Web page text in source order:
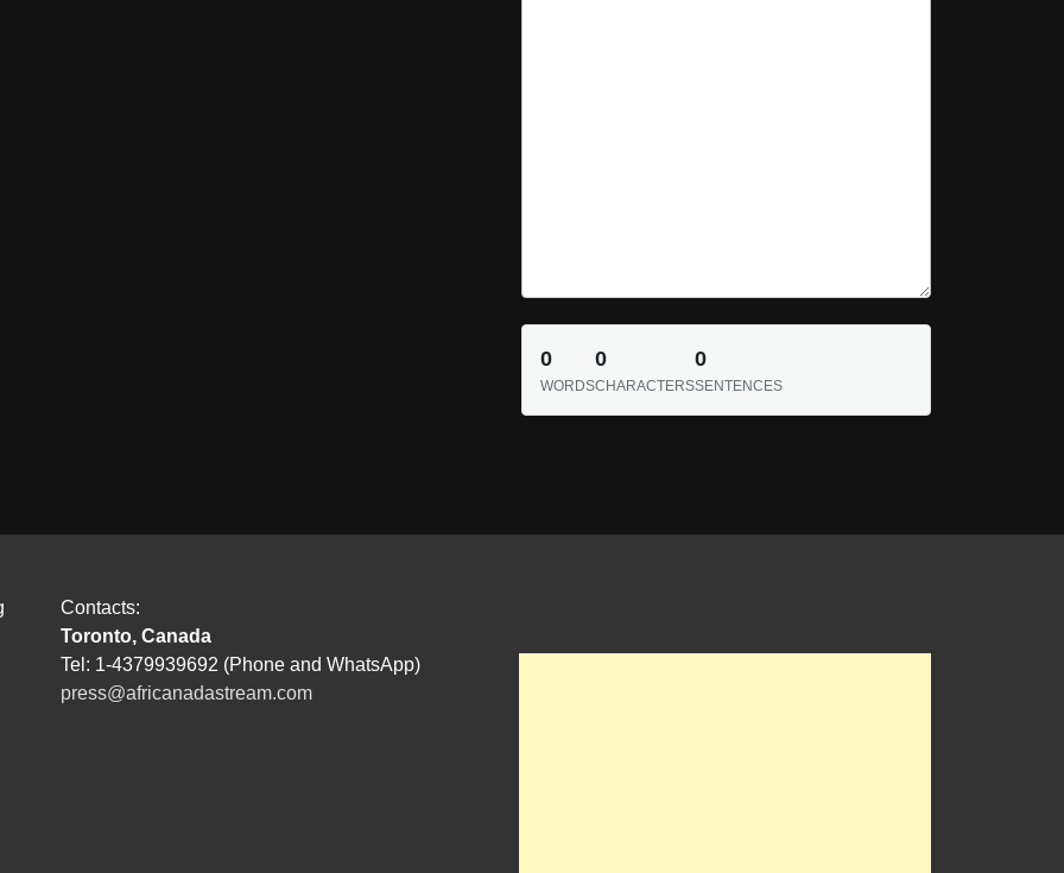
0
WORDS
0
CHARACTERS
0
SENTENCES
Contacts:
Toronto, Canada
Tel: 1-4379939692 (Phone and WhatsApp)
press@africanadastream.com